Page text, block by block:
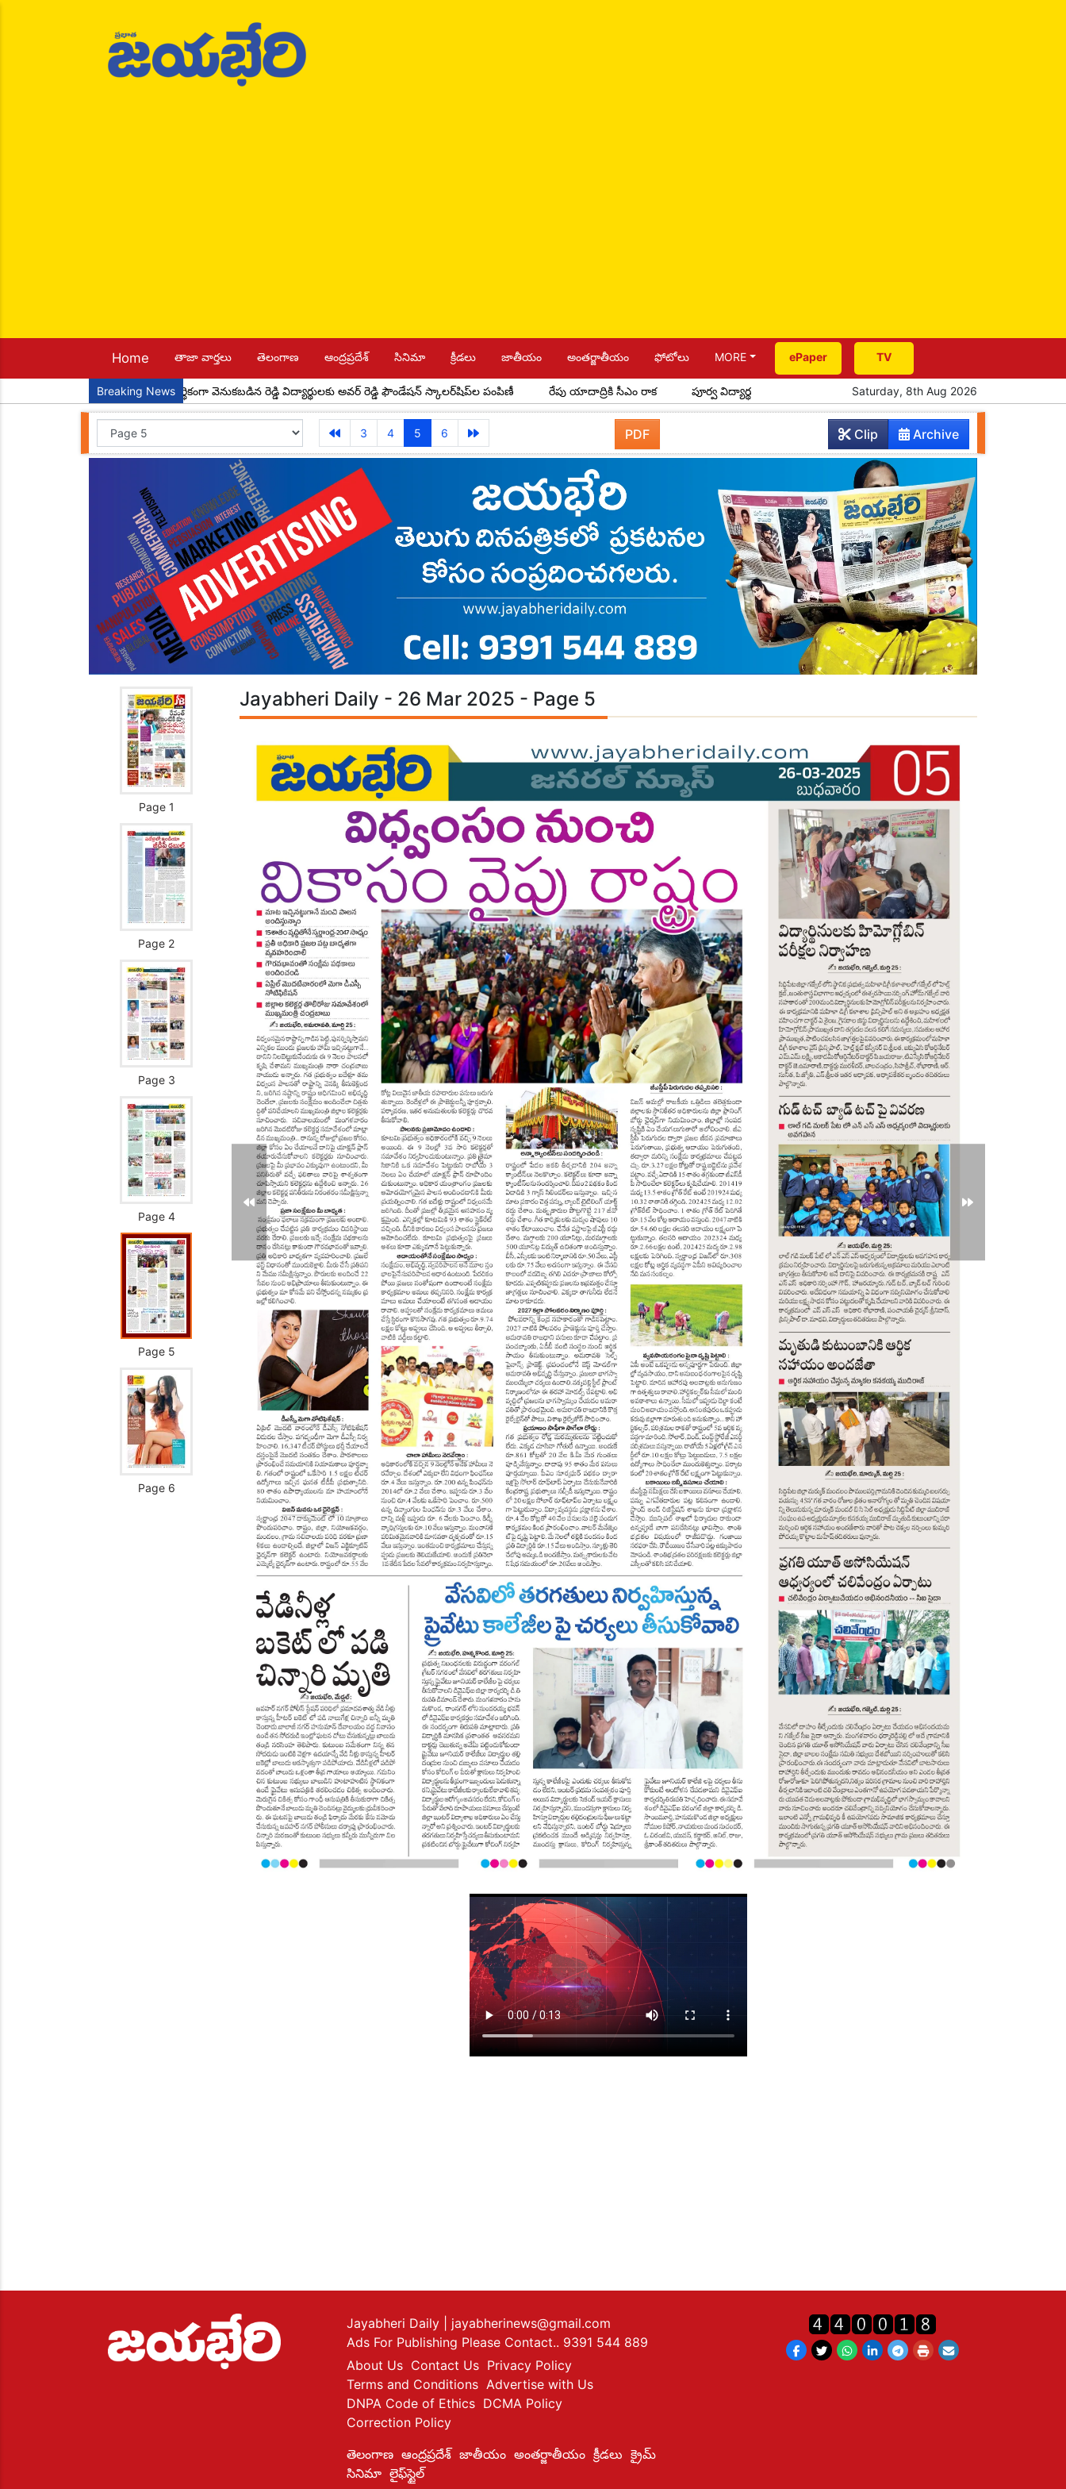
Home తాజా వార్తలు తెలంగాణ ఆంద్రప్రదేశ్ సినిమా క్రీడలు జాతీయం అంతర్జాతీయం ఫోటోలు MORE ePaper TV
Breaking News
ఆర్థికంగా వెనుకబడిన రెడ్డి విద్యార్థులకు అవర్ రెడ్డి ఫౌండేషన్ స్కాలర్‌షిప్‌ల పంపిణీ రేపు యాదాద్రికి సీఎం రాక పూర్వ విద్యార్థుల ఆత్మీయ సమ్మేళనం ప్రతిభ చాటిన పదో తరగతి విద్యార్థులకు సన్మానం
Saturday, 8th Aug 2026
3 4 5 6 PDF Archive
Clip
Page 1
Page 2
Page 3
Page 4
Page 5
Page 6
Jayabheri Daily - 26 Mar 2025 - Page 5
Jayabheri Daily
| jayabherinews@gmail.com
Ads For Publishing Please Contact.. 9391 544 889
About Us Contact Us Privacy Policy
Terms and Conditions Advertise with Us
DNPA Code of Ethics DCMA Policy
Correction Policy
తెలంగాణ ఆంద్రప్రదేశ్ జాతీయం అంతర్జాతీయం క్రీడలు క్రైమ్
సినిమా లైఫ్‌స్టైల్